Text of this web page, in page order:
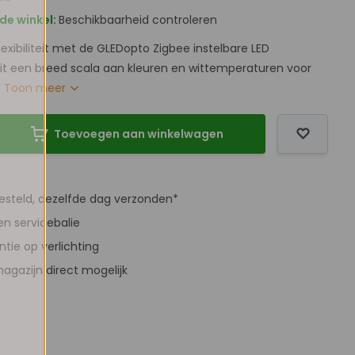
winkel:Beschikbaarheid controleren
met de GLEDopto Zigbee instelbare LED
een breed scala aan kleuren en wittemperaturen voor
Toon meer
Toevoegen aan winkelwagen
dezelfde dag verzonden*
servicebalie
op verlichting
direct mogelijk